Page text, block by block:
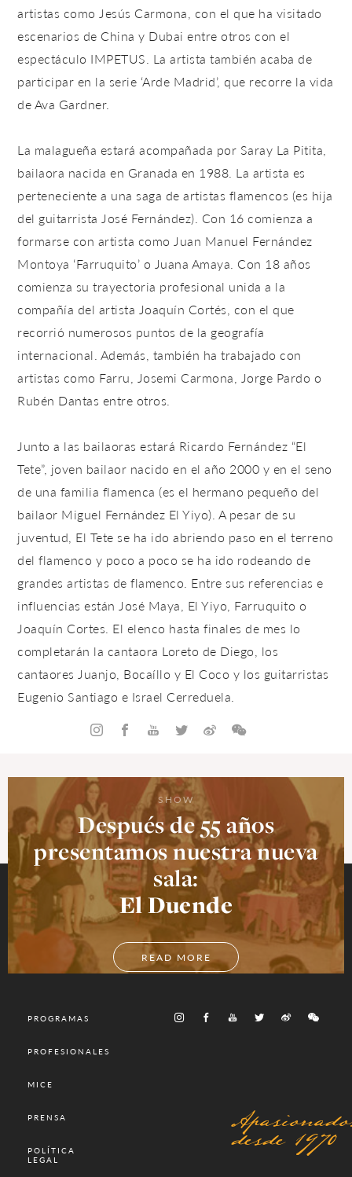
artistas como Jesús Carmona, con el que ha visitado
escenarios de China y Dubai entre otros con el
espectáculo IMPETUS. La artista también acaba de
participar en la serie ‘Arde Madrid’, que recorre la vida
de Ava Gardner.
La malagueña estará acompañada por Saray La Pitita,
bailaora nacida en Granada en 1988. La artista es
perteneciente a una saga de artistas flamencos (es hija
del guitarrista José Fernández). Con 16 comienza a
formarse con artista como Juan Manuel Fernández
Montoya ‘Farruquito’ o Juana Amaya. Con 18 años
comienza su trayectoria profesional unida a la
compañía del artista Joaquín Cortés, con el que
recorrió numerosos puntos de la geografía
internacional. Además, también ha trabajado con
artistas como Farru, Josemi Carmona, Jorge Pardo o
Rubén Dantas entre otros.
Junto a las bailaoras estará Ricardo Fernández “El
Tete”, joven bailaor nacido en el año 2000 y en el seno
de una familia flamenca (es el hermano pequeño del
bailaor Miguel Fernández El Yiyo). A pesar de su
juventud, El Tete se ha ido abriendo paso en el terreno
del flamenco y poco a poco se ha ido rodeando de
grandes artistas de flamenco. Entre sus referencias e
influencias están José Maya, El Yiyo, Farruquito o
Joaquín Cortes. El elenco hasta finales de mes lo
completarán la cantaora Loreto de Diego, los
cantaores Juanjo, Bocaíllo y El Coco y los guitarristas
Eugenio Santiago e Israel Cerreduela.
SHOW
Después de 55 años
presentamos nuestra nueva
sala:
El Duende
READ MORE
PROGRAMAS
PROFESIONALES
MICE
PRENSA
POLÍTICA
LEGAL
desde 1970